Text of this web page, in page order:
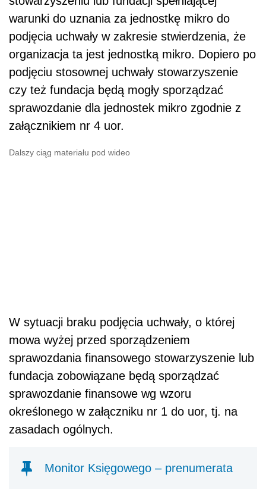
warunki do uznania za jednostkę mikro do
podjęcia uchwały w zakresie stwierdzenia, że
organizacja ta jest jednostką mikro. Dopiero po
podjęciu stosownej uchwały stowarzyszenie
czy też fundacja będą mogły sporządzać
sprawozdanie dla jednostek mikro zgodnie z
załącznikiem nr 4 uor.
Dalszy ciąg materiału pod wideo
W sytuacji braku podjęcia uchwały, o której
mowa wyżej przed sporządzeniem
sprawozdania finansowego stowarzyszenie lub
fundacja zobowiązane będą sporządzać
sprawozdanie finansowe wg wzoru
określonego w załączniku nr 1 do uor, tj. na
zasadach ogólnych.
Monitor Księgowego – prenumerata